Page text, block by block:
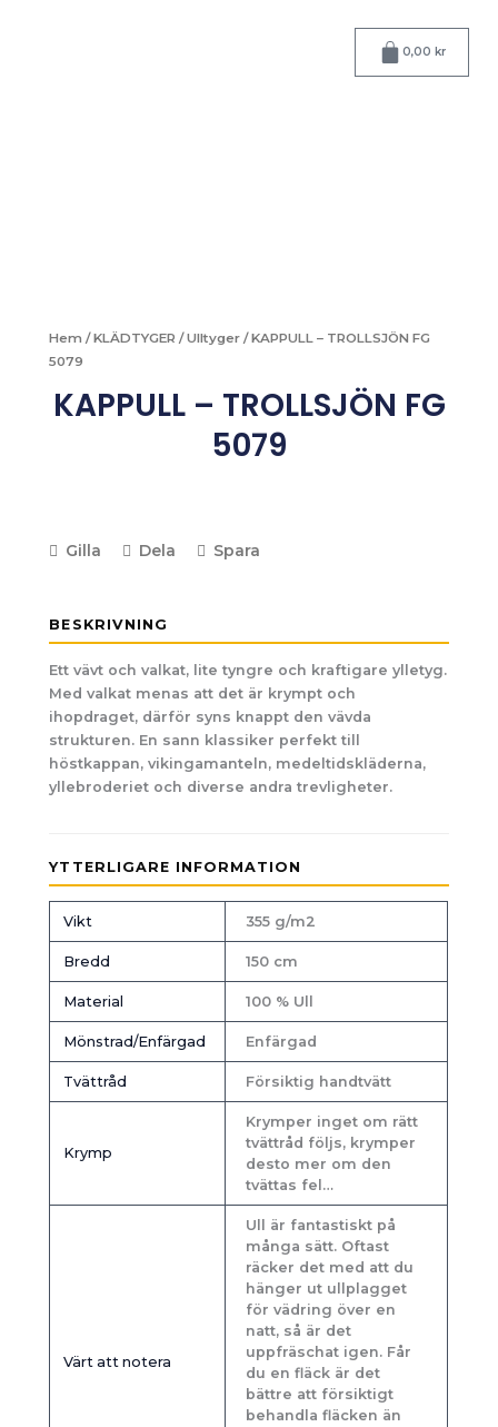
0,00 kr
Varukorg
Hem /KLÄDTYGER /Ulltyger / KAPPULL – TROLLSJÖN FG
5079
KAPPULL – TROLLSJÖN FG
5079
Gilla Dela Spara
BESKRIVNING
Ett vävt och valkat, lite tyngre och kraftigare ylletyg.
Med valkat menas att det är krympt och
ihopdraget, därför syns knappt den vävda
strukturen. En sann klassiker perfekt till
höstkappan, vikingamanteln, medeltidskläderna,
yllebroderiet och diverse andra trevligheter.
YTTERLIGARE INFORMATION
Vikt 355 g/m2
Bredd 150 cm
Material 100 % Ull
Mönstrad/Enfärgad Enfärgad
Tvättråd Försiktig handtvätt
Krymp
Krymper inget om rätt
tvättråd följs, krymper
desto mer om den
tvättas fel…
Värt att notera
Ull är fantastiskt på
många sätt. Oftast
räcker det med att du
hänger ut ullplagget
för vädring över en
natt, så är det
uppfräschat igen. Får
du en fläck är det
bättre att försiktigt
behandla fläcken än